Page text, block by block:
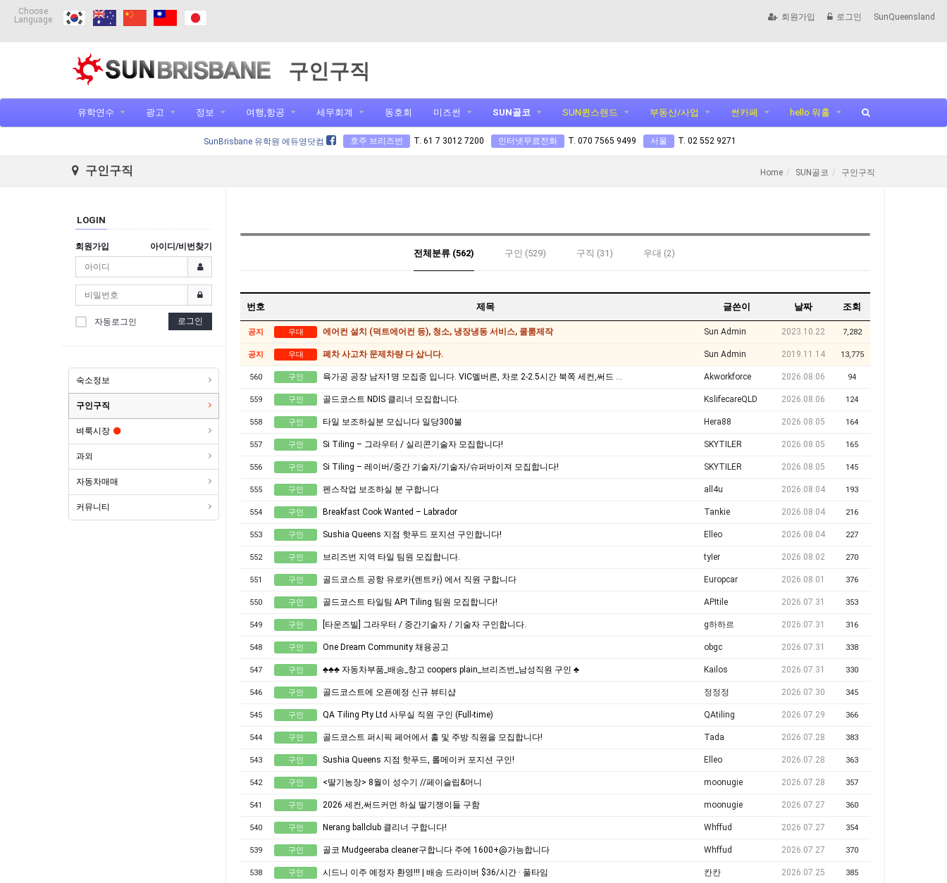
Choose
Language
회원가입 로그인 SunQueensland
구인구직
유학연수 광고 정보 여행,항공 세무회계 동호회 미즈썬 SUN골코 SUN퀸스랜드 부동산/사업 썬카페 hello 워홀
SunBrisbane 유학원 에듀영닷컴 호주 브리즈번 T. 61 7 3012 7200 인터넷무료전화 T. 070 7565 9499 서울 T. 02 552 9271
구인구직 Home SUN골코 구인구직
LOGIN
회원가입 아이디/비번찾기
자동로그인 로그인
숙소정보
구인구직
벼룩시장
과외
자동차매매
커뮤니티
전체분류 (562) 구인 (529) 구직 (31) 우대 (2)
번호 제목 글쓴이 날짜 조회
공지 우대 에어컨 설치 (덕트에어컨 등), 청소, 냉장냉동 서비스, 쿨룸제작 Sun Admin 2023.10.22 7,282
공지 우대 폐차 사고차 문제차량 다 삽니다. Sun Admin 2019.11.14 13,775
560 구인 육가공 공장 남자1명 모집중 입니다. VIC멜버른, 차로 2-2.5시간 북쪽 세컨,써드 가능지역. Akworkforce 2026.08.06 94
559 구인 골드코스트 NDIS 클리너 모집합니다. KslifecareQLD 2026.08.06 124
558 구인 타일 보조하실분 모십니다 일당300불 Hera88 2026.08.05 164
557 구인 Si Tiling – 그라우터 / 실리콘기술자 모집합니다! SKYTILER 2026.08.05 165
556 구인 Si Tiling – 레이버/중간 기술자/기술자/슈퍼바이져 모집합니다! SKYTILER 2026.08.05 145
555 구인 펜스작업 보조하실 분 구합니다 all4u 2026.08.04 193
554 구인 Breakfast Cook Wanted – Labrador Tankie 2026.08.04 216
553 구인 Sushia Queens 지점 핫푸드 포지션 구인합니다! Elleo 2026.08.04 227
552 구인 브리즈번 지역 타일 팀원 모집합니다. tyIer 2026.08.02 270
551 구인 골드코스트 공항 유로카(렌트카) 에서 직원 구합니다 Europcar 2026.08.01 376
550 구인 골드코스트 타일팀 API Tiling 팀원 모집합니다! APItile 2026.07.31 353
549 구인 [타운즈빌] 그라우터 / 중간기술자 / 기술자 구인합니다. g하하르 2026.07.31 316
548 구인 One Dream Community 채용공고 obgc 2026.07.31 338
547 구인 ♣♣♣ 자동차부품_배송_창고 coopers plain_브리즈번_남성직원 구인 ♣ Kailos 2026.07.31 330
546 구인 골드코스트에 오픈예정 신규 뷰티샵 정정정 2026.07.30 345
545 구인 QA Tiling Pty Ltd 사무실 직원 구인 (Full-time) QAtiling 2026.07.29 366
544 구인 골드코스트 퍼시픽 페어에서 홀 및 주방 직원을 모집합니다! Tada 2026.07.28 383
543 구인 Sushia Queens 지점 핫푸드, 롤메이커 포지션 구인! Elleo 2026.07.28 363
542 구인 <딸기농장> 8월이 성수기 //페이슬립&머니 moonugie 2026.07.28 357
541 구인 2026 세컨,써드커먼 하실 딸기쟁이들 구함 moonugie 2026.07.27 360
540 구인 Nerang ballclub 클리너 구합니다! Whffud 2026.07.27 354
539 구인 골코 Mudgeeraba cleaner구합니다 주에 1600+@가능합니다 Whffud 2026.07.27 370
538 구인 시드니 이주 예정자 환영!!! | 배송 드라이버 $36/시간 · 풀타임 칸칸 2026.07.25 385